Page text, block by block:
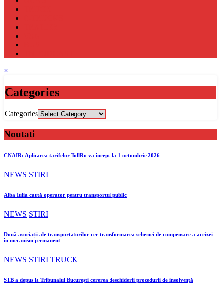
×
Categories
Categories
Noutati
CNAIR: Aplicarea tarifelor TollRo va începe la 1 octombrie 2026
NEWS STIRI
Alba Iulia caută operator pentru transportul public
NEWS STIRI
Două asociații ale transportatorilor cer transformarea schemei de compensare a accizei
în mecanism permanent
NEWS STIRI TRUCK
STB a depus la Tribunalul București cererea deschiderii procedurii de insolvență